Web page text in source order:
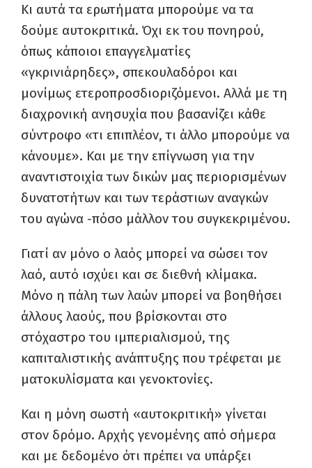
Κι αυτά τα ερωτήματα μπορούμε να τα
δούμε αυτοκριτικά. Όχι εκ του πονηρού,
όπως κάποιοι επαγγελματίες
«γκρινιάρηδες», σπεκουλαδόροι και
μονίμως ετεροπροσδιοριζόμενοι. Αλλά με τη
διαχρονική ανησυχία που βασανίζει κάθε
σύντροφο «τι επιπλέον, τι άλλο μπορούμε να
κάνουμε». Και με την επίγνωση για την
αναντιστοιχία των δικών μας περιορισμένων
δυνατοτήτων και των τεράστιων αναγκών
του αγώνα -πόσο μάλλον του συγκεκριμένου.
Γιατί αν μόνο ο λαός μπορεί να σώσει τον
λαό, αυτό ισχύει και σε διεθνή κλίμακα.
Μόνο η πάλη των λαών μπορεί να βοηθήσει
άλλους λαούς, που βρίσκονται στο
στόχαστρο του ιμπεριαλισμού, της
καπιταλιστικής ανάπτυξης που τρέφεται με
ματοκυλίσματα και γενοκτονίες.
Και η μόνη σωστή «αυτοκριτική» γίνεται
στον δρόμο. Αρχής γενομένης από σήμερα
και με δεδομένο ότι πρέπει να υπάρξει